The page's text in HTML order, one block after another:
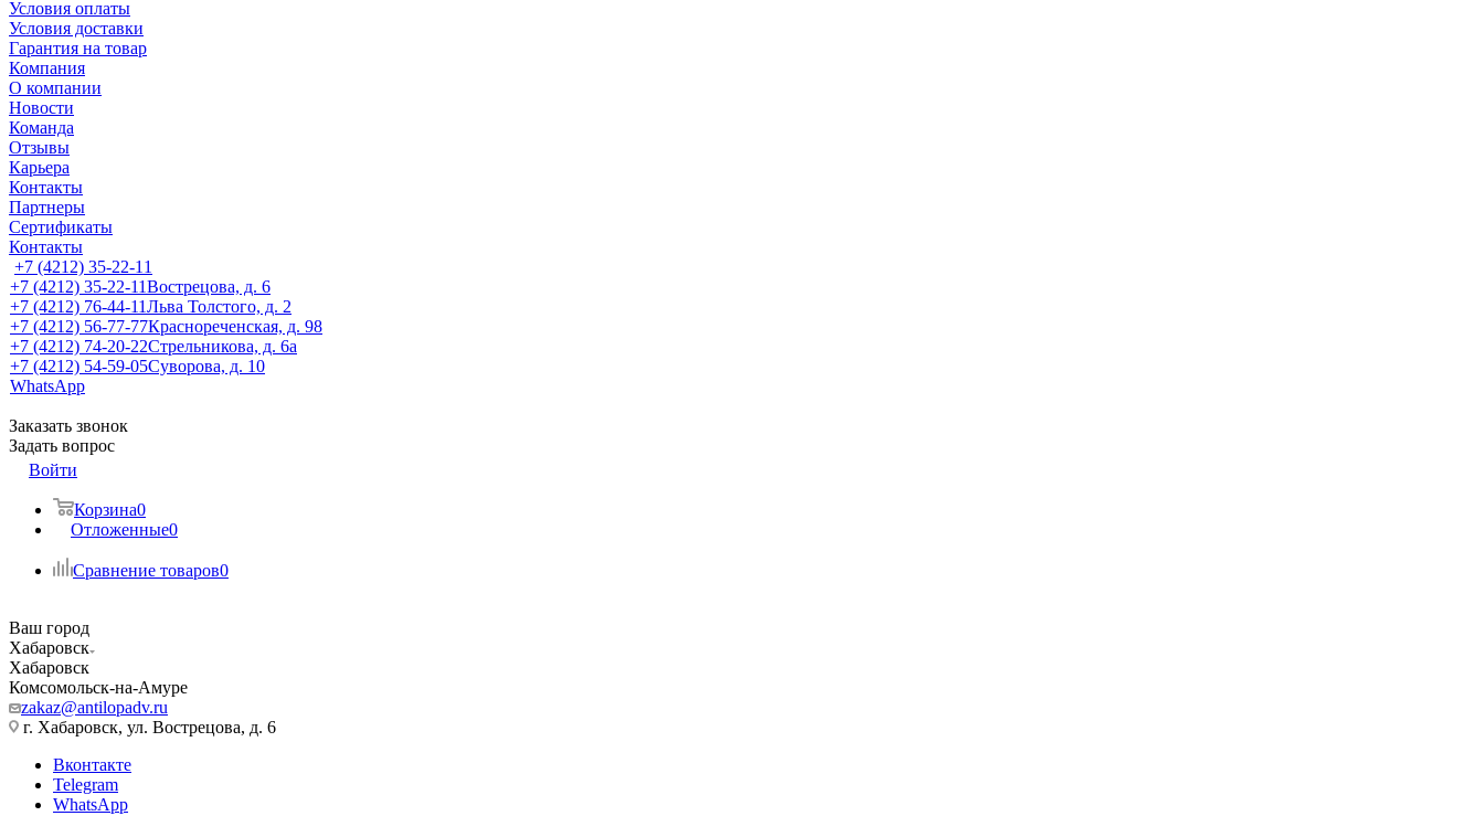
Условия оплаты
Условия доставки
Гарантия на товар
Компания
О компании
Новости
Команда
Отзывы
Карьера
Контакты
Партнеры
Сертификаты
Контакты
+7 (4212) 35-22-11
+7 (4212) 35-22-11Вострецова, д. 6
+7 (4212) 76-44-11Льва Толстого, д. 2
+7 (4212) 56-77-77Краснореченская, д. 98
+7 (4212) 74-20-22Стрельникова, д. 6а
+7 (4212) 54-59-05Суворова, д. 10
WhatsApp
Заказать звонок
Задать вопрос
Войти
Корзина0
Отложенные0
Сравнение товаров0
Ваш город
Хабаровск
Хабаровск
Комсомольск-на-Амуре
zakaz@antilopadv.ru
г. Хабаровск, ул. Вострецова, д. 6
Вконтакте
Telegram
WhatsApp